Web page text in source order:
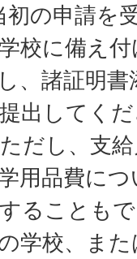
の申請を
校に備え
、諸証明
出してく
だし、支
用品費に
ることも
学校、ま